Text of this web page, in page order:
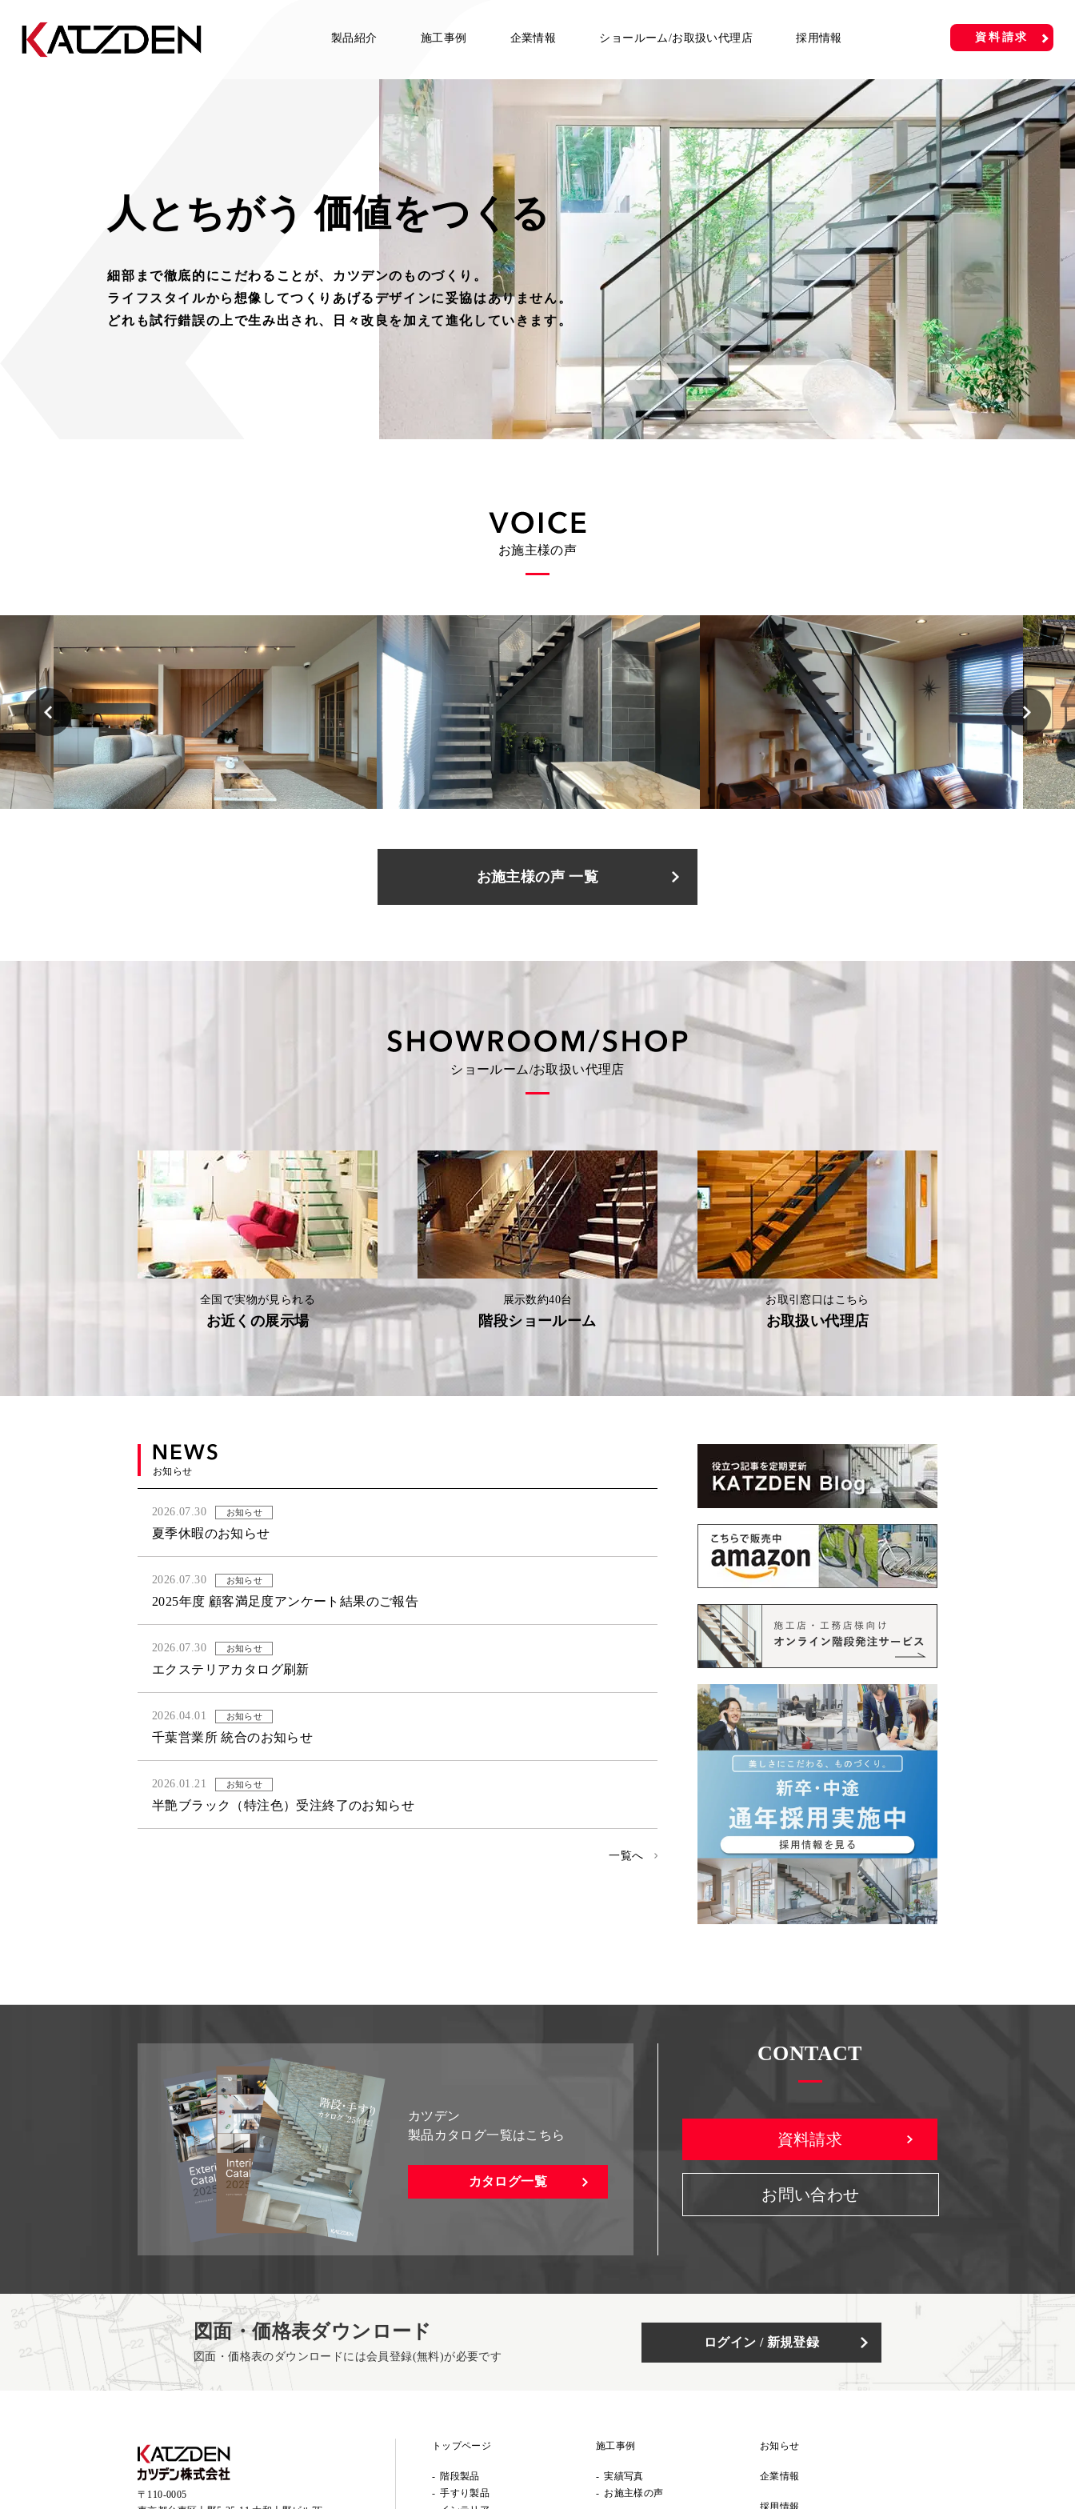
製品紹介 施工事例 企業情報 ショールーム/お取扱い代理店 採用情報 資料請求
人とちがう 価値をつくる
細部まで徹底的にこだわることが、
カツデンのものづくり。
ライフスタイルから想像してつくりあげるデザインに妥協はありません。
どれも試行錯誤の上で生み出され、
日々改良を加えて進化していきます。
お施主様の声
お施主様の声 一覧
ショールーム/お取扱い代理店
全国で実物が見られる
お近くの展示場
展示数約40台
階段ショールーム
お取引窓口はこちら
お取扱い代理店
お知らせ
2026.07.30 お知らせ
夏季休暇のお知らせ
2026.07.30 お知らせ
2025年度 顧客満足度アンケート結果のご報告
2026.07.30 お知らせ
エクステリアカタログ刷新
2026.04.01 お知らせ
千葉営業所 統合のお知らせ
2026.01.21 お知らせ
半艶ブラック（特注色）受注終了のお知らせ
一覧へ
カツデン
製品カタログ一覧はこちら
カタログ一覧
CONTACT
資料請求
お問い合わせ
図面・価格表ダウンロード
図面・価格表のダウンロードには会員登録(無料)が必要です
ログイン / 新規登録
〒110-0005
トップページ
階段製品
手すり製品
施工事例
実績写真
お施主様の声
お知らせ
企業情報
採用情報